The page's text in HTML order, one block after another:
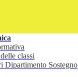
classi
Dipartimento Sostegno